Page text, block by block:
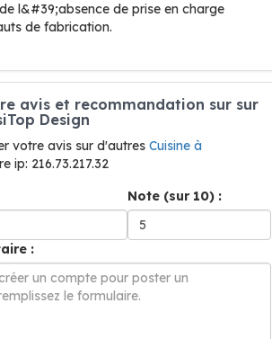
l&#39;absence de prise en charge
de fabrication.
avis et recommandation sur sur
Design
votre avis sur d'autres Cuisine à
ip: 216.73.217.32
Note (sur 10) :
: